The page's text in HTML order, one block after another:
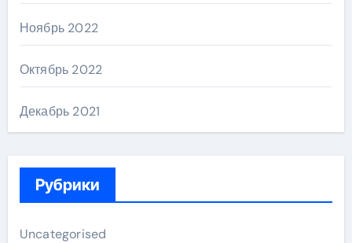
Ноябрь 2022
Октябрь 2022
Декабрь 2021
Рубрики
Uncategorised